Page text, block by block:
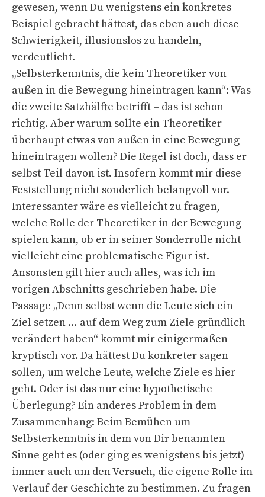
gewesen, wenn Du wenigstens ein konkretes
Beispiel gebracht hättest, das eben auch diese
Schwierigkeit, illusionslos zu handeln,
verdeutlicht.
„Selbsterkenntnis, die kein Theoretiker von
außen in die Bewegung hineintragen kann“: Was
die zweite Satzhälfte betrifft – das ist schon
richtig. Aber warum sollte ein Theoretiker
überhaupt etwas von außen in eine Bewegung
hineintragen wollen? Die Regel ist doch, dass er
selbst Teil davon ist. Insofern kommt mir diese
Feststellung nicht sonderlich belangvoll vor.
Interessanter wäre es vielleicht zu fragen,
welche Rolle der Theoretiker in der Bewegung
spielen kann, ob er in seiner Sonderrolle nicht
vielleicht eine problematische Figur ist.
Ansonsten gilt hier auch alles, was ich im
vorigen Abschnitts geschrieben habe. Die
Passage „Denn selbst wenn die Leute sich ein
Ziel setzen … auf dem Weg zum Ziele gründlich
verändert haben“ kommt mir einigermaßen
kryptisch vor. Da hättest Du konkreter sagen
sollen, um welche Leute, welche Ziele es hier
geht. Oder ist das nur eine hypothetische
Überlegung? Ein anderes Problem in dem
Zusammenhang: Beim Bemühen um
Selbsterkenntnis in dem von Dir benannten
Sinne geht es (oder ging es wenigstens bis jetzt)
immer auch um den Versuch, die eigene Rolle im
Verlauf der Geschichte zu bestimmen. Zu fragen